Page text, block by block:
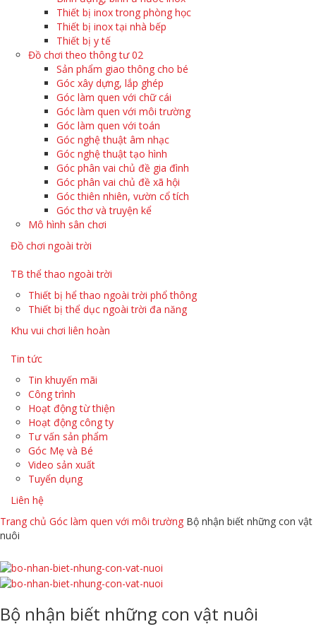
Thiết bị inox trong phòng học
Thiết bị inox tại nhà bếp
Thiết bị y tế
Đồ chơi theo thông tư 02
Sản phẩm giao thông cho bé
Góc xây dựng, lắp ghép
Góc làm quen với chữ cái
Góc làm quen với môi trường
Góc làm quen với toán
Góc nghệ thuật âm nhạc
Góc nghệ thuật tạo hình
Góc phân vai chủ đề gia đình
Góc phân vai chủ đề xã hội
Góc thiên nhiên, vườn cổ tích
Góc thơ và truyện kể
Mô hình sân chơi
Đồ chơi ngoài trời
TB thể thao ngoài trời
Thiết bị hể thao ngoài trời phổ thông
Thiết bị thể dục ngoài trời đa năng
Khu vui chơi liên hoàn
Tin tức
Tin khuyến mãi
Công trình
Hoạt động từ thiện
Hoạt động công ty
Tư vấn sản phẩm
Góc Mẹ và Bé
Video sản xuất
Tuyển dụng
Liên hệ
Trang chủ Góc làm quen với môi trường Bộ nhận biết những con vật
nuôi
Bộ nhận biết những con vật nuôi